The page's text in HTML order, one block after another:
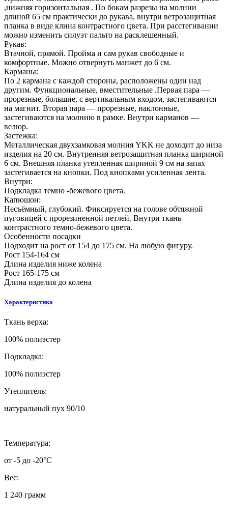
,нижняя горизонтальная . По бокам разрезы на молнии
длиной 65 см практически до рукава, внутри ветрозащитная
планка в виде клина контрастного цвета. При расстегивании
можно изменить силуэт пальто на расклешенный.
Рукав:
Втачной, прямой. Пройма и сам рукав свободные и
комфортные. Можно отвернуть манжет до 6 см.
Карманы:
По 2 кармана с каждой стороны, расположены один над
другим. Функциональные, вместительные .Первая пара —
прорезные, большие, с вертикальным входом, застегиваются
на магнит. Вторая пара — прорезные, наклонные,
застегиваются на молнию в рамке. Внутри карманов —
велюр.
Застежка:
Металлическая двухзамковая молния YKK не доходит до низа
изделия на 20 см. Внутренняя ветрозащитная планка шириной
6 см. Внешняя планка утепленная шириной 9 см на запах
застегивается на кнопки. Под кнопками усиленная лента.
Внутри:
Подкладка темно -бежевого цвета.
Капюшон:
Несъёмный, глубокий. Фиксируется на голове обтяжной
пуговицей с прорезиненной петлей. Внутри ткань
контрастного темно-бежевого цвета.
Особенности посадки
Подходит на рост от 154 до 175 см. На любую фигуру.
Рост 154-164 см
Длина изделия ниже колена
Рост 165-175 см
Длина изделия до колена
Характеристика
Ткань верха:
100% полиэстер
Подкладка:
100% полиэстер
Утеплитель:
натуральный пух 90/10
Температура:
от -5 до -20°C
Вес:
1 240 грамм